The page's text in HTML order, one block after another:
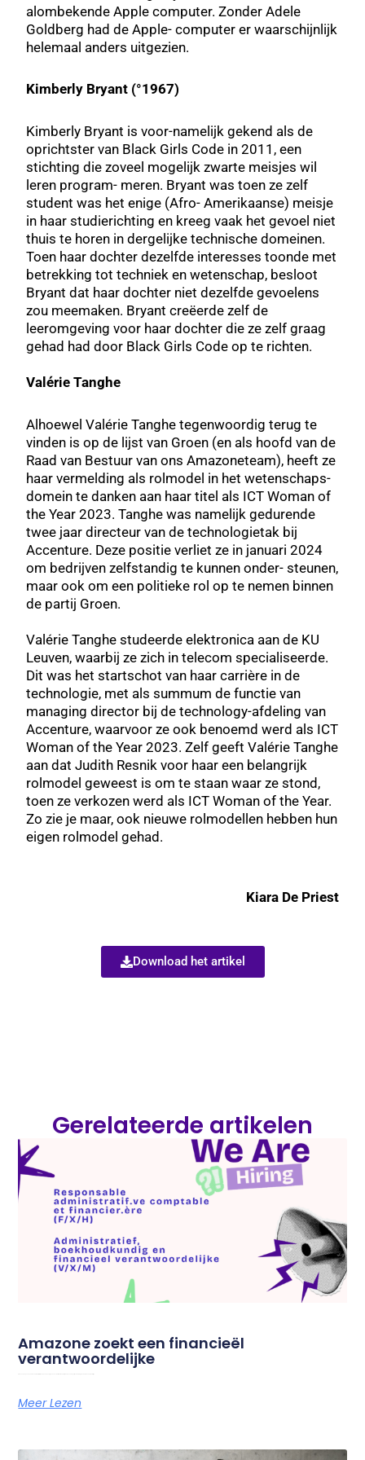
alombekende Apple computer. Zonder Adele
Goldberg had de Apple- computer er waarschijnlijk
helemaal anders uitgezien.
Kimberly Bryant (°1967)
Kimberly Bryant is voor-namelijk gekend als de
oprichtster van Black Girls Code in 2011, een
stichting die zoveel mogelijk zwarte meisjes wil
leren program- meren. Bryant was toen ze zelf
student was het enige (Afro- Amerikaanse) meisje
in haar studierichting en kreeg vaak het gevoel niet
thuis te horen in dergelijke technische domeinen.
Toen haar dochter dezelfde interesses toonde met
betrekking tot techniek en wetenschap, besloot
Bryant dat haar dochter niet dezelfde gevoelens
zou meemaken. Bryant creëerde zelf de
leeromgeving voor haar dochter die ze zelf graag
gehad had door Black Girls Code op te richten.
Valérie Tanghe
Alhoewel Valérie Tanghe tegenwoordig terug te
vinden is op de lijst van Groen (en als hoofd van de
Raad van Bestuur van ons Amazoneteam), heeft ze
haar vermelding als rolmodel in het wetenschaps-
domein te danken aan haar titel als ICT Woman of
the Year 2023. Tanghe was namelijk gedurende
twee jaar directeur van de technologietak bij
Accenture. Deze positie verliet ze in januari 2024
om bedrijven zelfstandig te kunnen onder- steunen,
maar ook om een politieke rol op te nemen binnen
de partij Groen.
Valérie Tanghe studeerde elektronica aan de KU
Leuven, waarbij ze zich in telecom specialiseerde.
Dit was het startschot van haar carrière in de
technologie, met als summum de functie van
managing director bij de technology-afdeling van
Accenture, waarvoor ze ook benoemd werd als ICT
Woman of the Year 2023. Zelf geeft Valérie Tanghe
aan dat Judith Resnik voor haar een belangrijk
rolmodel geweest is om te staan waar ze stond,
toen ze verkozen werd als ICT Woman of the Year.
Zo zie je maar, ook nieuwe rolmodellen hebben hun
eigen rolmodelgehad.
Kiara De Priest
Download het artikel
Gerelateerde artikelen
Amazone zoekt een financieël
verantwoordelijke
Meer Lezen